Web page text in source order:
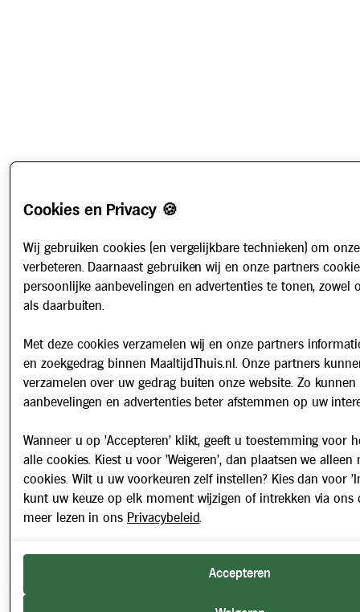
Cookies en Privacy 🍪
Wij gebruiken cookies (en vergelijkbare technieken) om
verbeteren. Daarnaast gebruiken wij en onze partners
persoonlijke aanbevelingen en advertenties te tonen, zowel
als daarbuiten.
Met deze cookies verzamelen wij en onze partners
en zoekgedrag binnen MaaltijdThuis.nl. Onze partners
verzamelen over uw gedrag buiten onze website. Zo kunnen
aanbevelingen en advertenties beter afstemmen op uw
Wanneer u op 'Accepteren' klikt, geeft u toestemming voor
alle cookies. Kiest u voor 'Weigeren', dan plaatsen we alleen
cookies. Wilt u uw voorkeuren zelf instellen? Kies dan voor
kunt uw keuze op elk moment wijzigen of intrekken via ons
meer lezen in ons Privacybeleid.
Accepteren